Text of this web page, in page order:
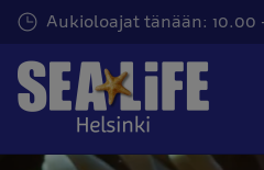
Tästä
pääsisältöön
Aukioloajat tänään: 10.00